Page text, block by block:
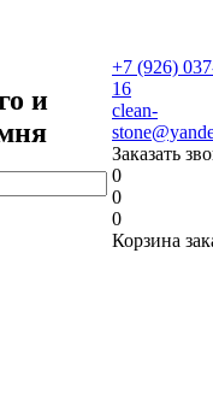
и
+7 (926)
16
clean-
Заказать
0
0
0
Корзина